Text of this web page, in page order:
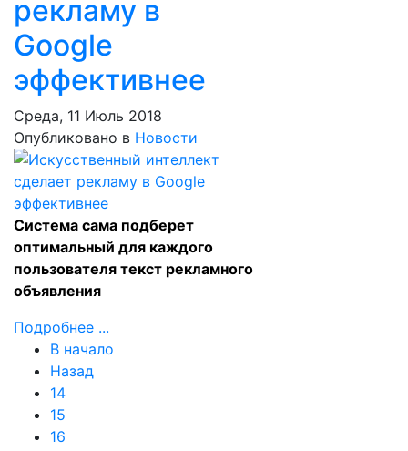
рекламу в
Google
эффективнее
Среда, 11 Июль 2018
Опубликовано в Новости
Система сама подберет
оптимальный для каждого
пользователя текст рекламного
объявления
Подробнее ...
В начало
Назад
14
15
16